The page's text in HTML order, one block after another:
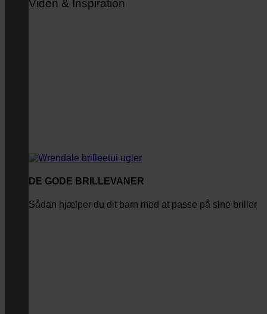
Viden & Inspiration
DE GODE BRILLEVANER
Sådan hjælper du dit barn med at passe på sine briller